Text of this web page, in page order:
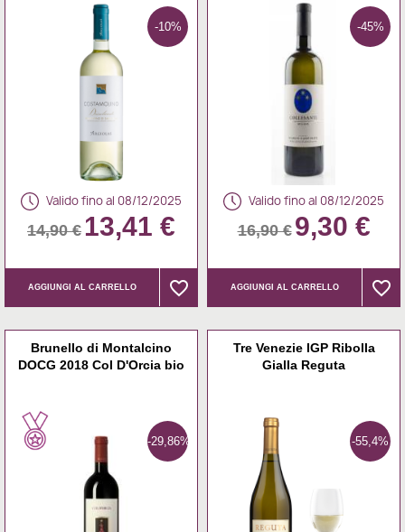
-10%
Valido fino al 08/12/2025
14,90 € 13,41 €
AGGIUNGI AL CARRELLO favorite_border
favorite_border
-45%
Valido fino al 08/12/2025
16,90 € 9,30 €
AGGIUNGI AL CARRELLO favorite_border
favorite_border
Brunello di Montalcino
DOCG 2018 Col D'Orcia bio
-29,86%
Tre Venezie IGP Ribolla
Gialla Reguta
-55,4%